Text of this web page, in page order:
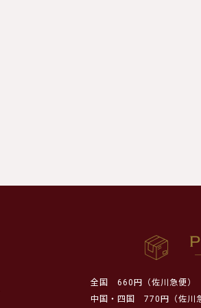
全国
660円（佐川急便）
中国・四国
770円（佐川